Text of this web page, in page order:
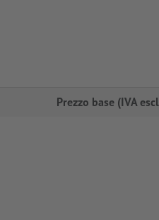
Prezzo base (IVA